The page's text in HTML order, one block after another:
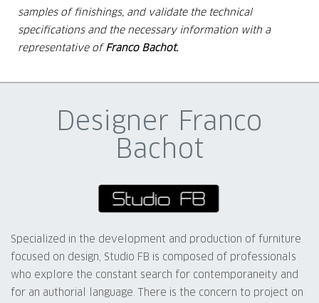
samples of finishings, and validate the technical
specifications and the necessary information with a
representative ofFranco Bachot.
Designer Franco
Bachot
Specialized in the development and production of furniture
focused on design, Studio FB is composed of professionals
who explore the constant search for contemporaneity and
for an authorial language. There is the concern to project on